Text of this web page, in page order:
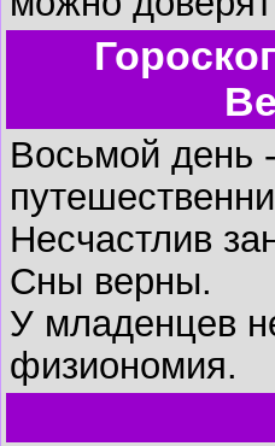
Восьмой день
Несчастлив
Сны верны.
У младенцев
физиономия.